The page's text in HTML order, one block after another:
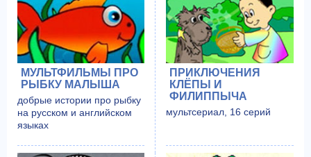
МУЛЬТФИЛЬМЫ ПРО
РЫБКУ МАЛЫША
добрые истории про рыбку
на русском и английском
языках
ПРИКЛЮЧЕНИЯ
КЛЁПЫ И
ФИЛИППЫЧА
мультсериал, 16 серий